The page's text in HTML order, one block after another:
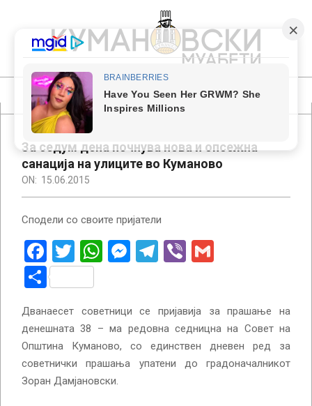
content
КУМАНОВСКИ
МУАБЕТИ
Primary
Navigation
MenuЗа седум дена почнува нова и опсежна
санација на улиците во Куманово
ON: 15.06.2015
Сподели со своите пријатели
Facebook
Twitter
WhatsApp
Messenger
Telegram
Viber
Share
Дванаесет советници се пријавија за прашање на
денешната 38 – ма редовна седницна на Совет на
Општина Куманово, со единствен дневен ред за
советнички прашања упатени до градоначалникот
Зоран Дамјановски.